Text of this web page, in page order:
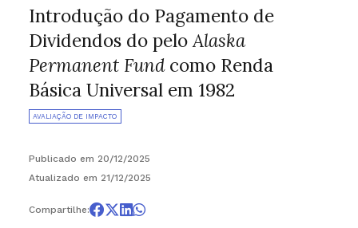
Introdução do Pagamento de
Dividendos do peloAlaska
Permanent Fundcomo Renda
Básica Universal em 1982
AVALIAÇÃO DE IMPACTO
Publicado em 20/12/2025
Atualizado em 21/12/2025
Compartilhe: